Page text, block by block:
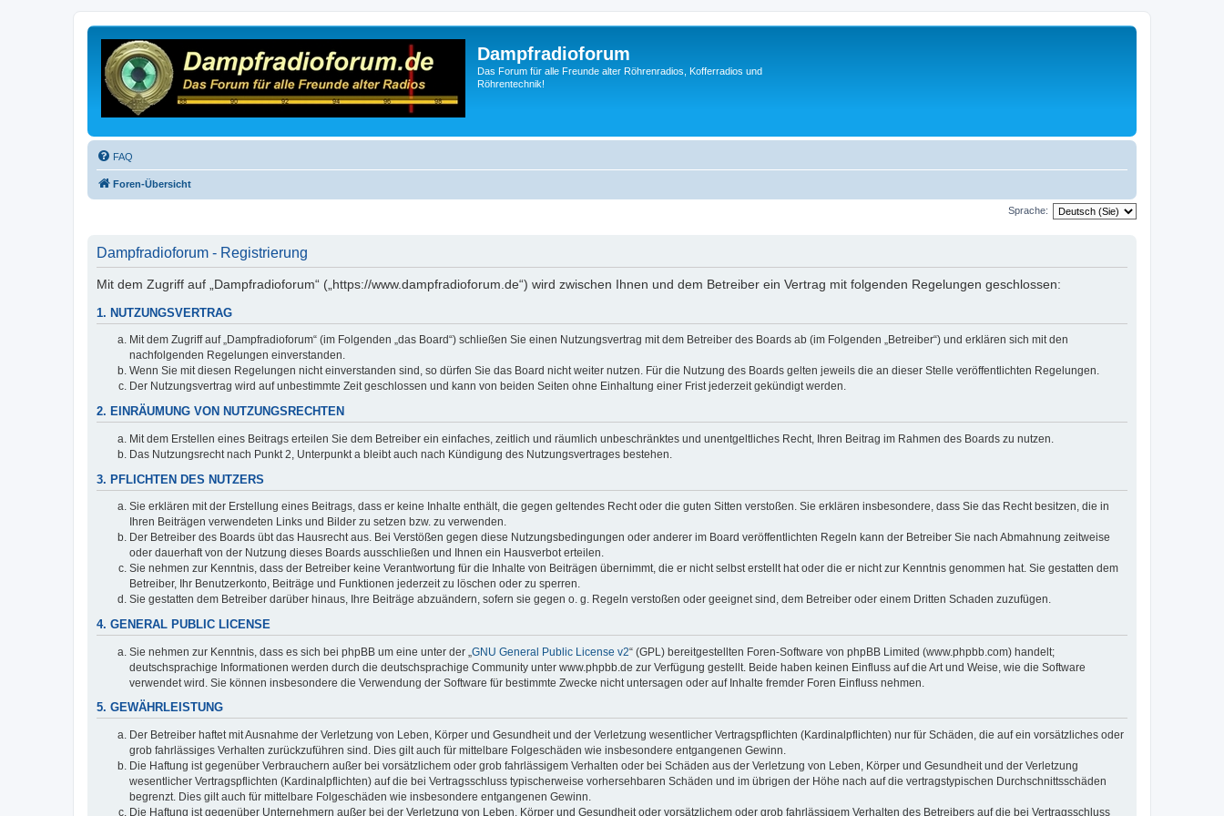
Dampfradioforum
Das Forum für alle Freunde alter Röhrenradios, Kofferradios und
Röhrentechnik!
FAQ
Foren-Übersicht
Sprache:
Dampfradioforum - Registrierung
Mit dem Zugriff auf „Dampfradioforum“ („https://www.dampfradioforum.de“) wird zwischen Ihnen und dem Betreiber ein Vertrag mit folgenden Regelungen geschlossen:
1. NUTZUNGSVERTRAG
Mit dem Zugriff auf „Dampfradioforum“ (im Folgenden „das Board“) schließen Sie einen Nutzungsvertrag mit dem Betreiber des Boards ab (im Folgenden „Betreiber“) und erklären sich mit den
nachfolgenden Regelungen einverstanden.
Wenn Sie mit diesen Regelungen nicht einverstanden sind, so dürfen Sie das Board nicht weiter nutzen. Für die Nutzung des Boards gelten jeweils die an dieser Stelle veröffentlichten Regelungen.
Der Nutzungsvertrag wird auf unbestimmte Zeit geschlossen und kann von beiden Seiten ohne Einhaltung einer Frist jederzeit gekündigt werden.
2. EINRÄUMUNG VON NUTZUNGSRECHTEN
Mit dem Erstellen eines Beitrags erteilen Sie dem Betreiber ein einfaches, zeitlich und räumlich unbeschränktes und unentgeltliches Recht, Ihren Beitrag im Rahmen des Boards zu nutzen.
Das Nutzungsrecht nach Punkt 2, Unterpunkt a bleibt auch nach Kündigung des Nutzungsvertrages bestehen.
3. PFLICHTEN DES NUTZERS
Sie erklären mit der Erstellung eines Beitrags, dass er keine Inhalte enthält, die gegen geltendes Recht oder die guten Sitten verstoßen. Sie erklären insbesondere, dass Sie das Recht besitzen, die in
Ihren Beiträgen verwendeten Links und Bilder zu setzen bzw. zu verwenden.
Der Betreiber des Boards übt das Hausrecht aus. Bei Verstößen gegen diese Nutzungsbedingungen oder anderer im Board veröffentlichten Regeln kann der Betreiber Sie nach Abmahnung zeitweise
oder dauerhaft von der Nutzung dieses Boards ausschließen und Ihnen ein Hausverbot erteilen.
Sie nehmen zur Kenntnis, dass der Betreiber keine Verantwortung für die Inhalte von Beiträgen übernimmt, die er nicht selbst erstellt hat oder die er nicht zur Kenntnis genommen hat. Sie gestatten dem
Betreiber, Ihr Benutzerkonto, Beiträge und Funktionen jederzeit zu löschen oder zu sperren.
Sie gestatten dem Betreiber darüber hinaus, Ihre Beiträge abzuändern, sofern sie gegen o. g. Regeln verstoßen oder geeignet sind, dem Betreiber oder einem Dritten Schaden zuzufügen.
4. GENERAL PUBLIC LICENSE
Sie nehmen zur Kenntnis, dass es sich bei phpBB um eine unter der „ GNU General Public License v2“ (GPL) bereitgestellten Foren-Software von phpBB Limited (www.phpbb.com) handelt;
deutschsprachige Informationen werden durch die deutschsprachige Community unter www.phpbb.de zur Verfügung gestellt. Beide haben keinen Einfluss auf die Art und Weise, wie die Software
verwendet wird. Sie können insbesondere die Verwendung der Software für bestimmte Zwecke nicht untersagen oder auf Inhalte fremder Foren Einfluss nehmen.
5. GEWÄHRLEISTUNG
Der Betreiber haftet mit Ausnahme der Verletzung von Leben, Körper und Gesundheit und der Verletzung wesentlicher Vertragspflichten (Kardinalpflichten) nur für Schäden, die auf ein vorsätzliches oder
grob fahrlässiges Verhalten zurückzuführen sind. Dies gilt auch für mittelbare Folgeschäden wie insbesondere entgangenen Gewinn.
Die Haftung ist gegenüber Verbrauchern außer bei vorsätzlichem oder grob fahrlässigem Verhalten oder bei Schäden aus der Verletzung von Leben, Körper und Gesundheit und der Verletzung
wesentlicher Vertragspflichten (Kardinalpflichten) auf die bei Vertragsschluss typischerweise vorhersehbaren Schäden und im übrigen der Höhe nach auf die vertragstypischen Durchschnittsschäden
begrenzt. Dies gilt auch für mittelbare Folgeschäden wie insbesondere entgangenen Gewinn.
Die Haftung ist gegenüber Unternehmern außer bei der Verletzung von Leben, Körper und Gesundheit oder vorsätzlichem oder grob fahrlässigem Verhalten des Betreibers auf die bei Vertragsschluss